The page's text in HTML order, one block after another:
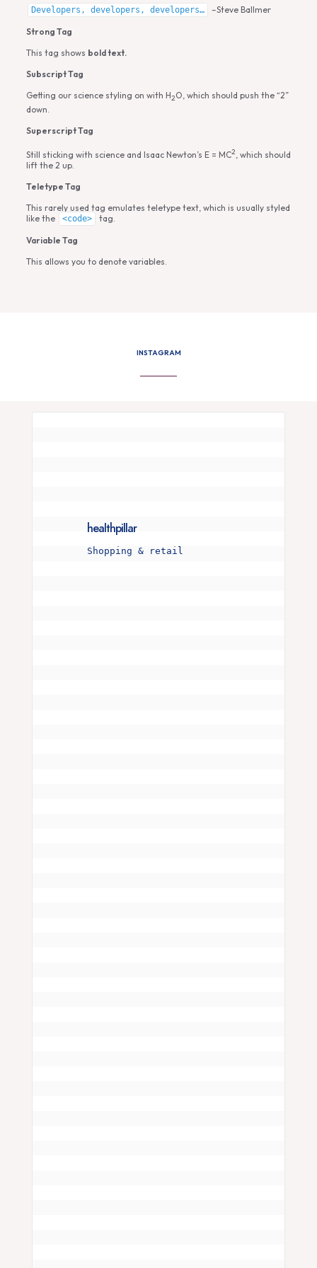
Developers, developers, developers… –Steve Ballmer
Strong Tag
This tag shows boldtext.
Subscript Tag
Getting our science styling on with H2O, which should push the “2”
down.
Superscript Tag
Still sticking with science and Isaac Newton’s E = MC2 , which should
lift the 2 up.
Teletype Tag
This rarely used tag emulates teletype text, which is usually styled
like the
<code> tag.
Variable Tag
This allows you to denote variables
INSTAGRAM
healthpillar
Shopping & retail